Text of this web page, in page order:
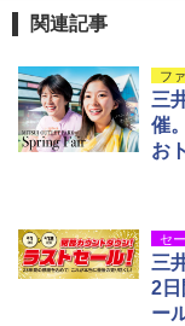
関連記事
フ
三
催
お
セ
三
2日
ー